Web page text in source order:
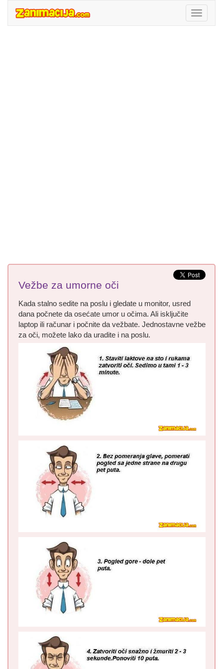
Vežbe za umorne oči
Kada stalno sedite na poslu i gledate u monitor, usred
dana počnete da osećate umor u očima. Ali isključite
laptop ili računar i počnite da vežbate. Jednostavne vežbe
za oči, možete lako da uradite i na poslu.